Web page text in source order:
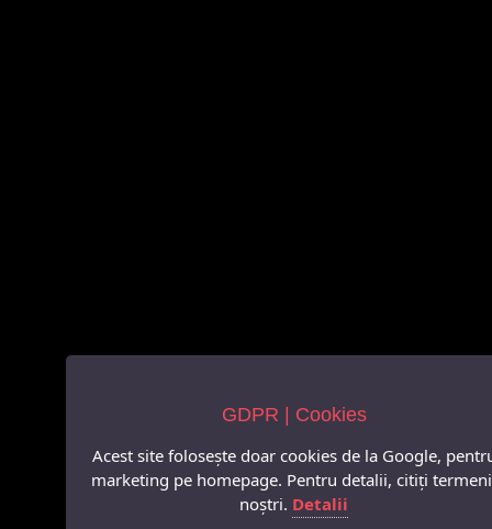
GDPR | Cookies
Acest site folosește doar cookies de la Google,
marketing pe homepage. Pentru detalii, citiți
noștri. Detalii